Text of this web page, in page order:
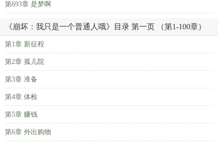
第693章 是梦啊
《崩坏：我只是一个普通人哦》目录 第一页 （第1-100章）
第1章 新征程
第2章 孤儿院
第3章 准备
第4章 体检
第5章 赚钱
第6章 外出购物